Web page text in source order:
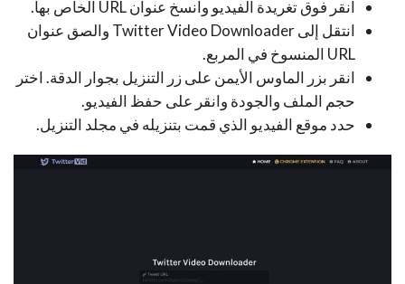
انقر فوق تغريدة الفيديو وانسخ عنوان URL الخاص بها.
انتقل إلى Twitter Video Downloader والصق عنوان
URL المنسوخ في المربع.
انقر بزر الماوس الأيمن على زر التنزيل بجوار الدقة. اختر
حجم الملف والجودة وانقر على حفظ الفيديو.
حدد موقع الفيديو الذي قمت بتنزيله في مجلد التنزيل.